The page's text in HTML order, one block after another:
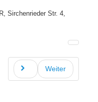
Sirchenrieder Str. 4,
Weiter